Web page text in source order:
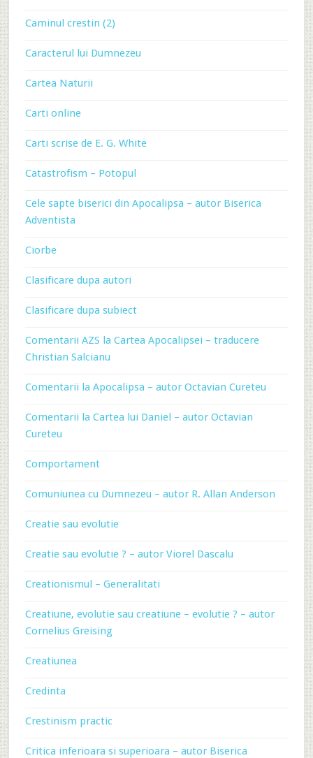
Caminul crestin (2)
Caracterul lui Dumnezeu
Cartea Naturii
Carti online
Carti scrise de E. G. White
Catastrofism – Potopul
Cele sapte biserici din Apocalipsa – autor Biserica
Adventista
Ciorbe
Clasificare dupa autori
Clasificare dupa subiect
Comentarii AZS la Cartea Apocalipsei – traducere
Christian Salcianu
Comentarii la Apocalipsa – autor Octavian Cureteu
Comentarii la Cartea lui Daniel – autor Octavian
Cureteu
Comportament
Comuniunea cu Dumnezeu – autor R. Allan Anderson
Creatie sau evolutie
Creatie sau evolutie ? – autor Viorel Dascalu
Creationismul – Generalitati
Creatiune, evolutie sau creatiune – evolutie ? – autor
Cornelius Greising
Creatiunea
Credinta
Crestinism practic
Critica inferioara si superioara – autor Biserica